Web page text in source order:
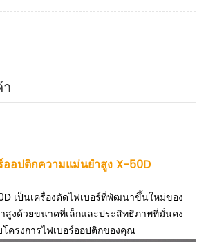
ออปติกความแม่นยำสูง X-50D
เป็นเครื่องตัดไฟเบอร์ที่พัฒนาขึ้นใหม่ของ
สูงด้วยขนาดที่เล็กและประสิทธิภาพที่มั่นคง
ครงการไฟเบอร์ออปติกของคุณ